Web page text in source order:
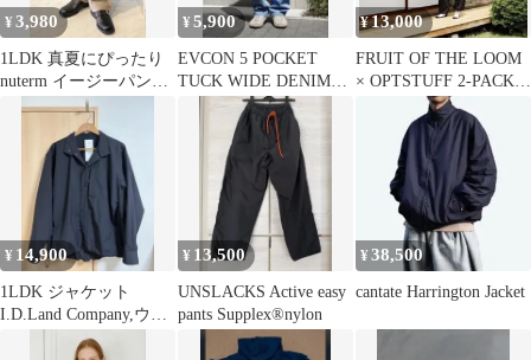
¥3,980
1LDK 真夏にぴったり
nuterm イージーパンツ
軍パン ミリタリーパン
¥5,900
EVCON 5 POCKET
TUCK WIDE DENIM
¥13,000
FRUIT OF THE LOOM
× OPTSTUFF 2-PACK
¥ 14,900
1LDK ジャケット
I.D.Land Company,ウー
¥ 13,500
UNSLACKS Active easy
pants Supplex®︎nylon
¥38,500
cantate Harrington Jacket